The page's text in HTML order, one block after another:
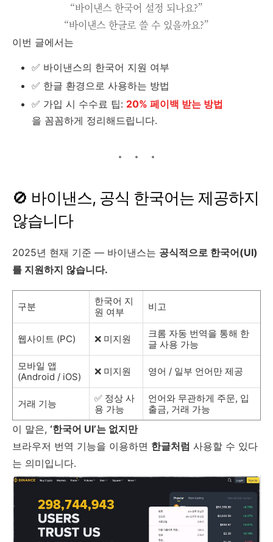
“바이낸스 한국어 설정 되나요?”
“바이낸스 한글로 쓸 수 있을까요?”
이번 글에서는
✅ 바이낸스의 한국어 지원 여부
✅ 한글 환경으로 사용하는 방법
✅ 가입 시 수수료 팁: 20% 페이백 받는 방법
을 꼼꼼하게 정리해드립니다.
🚫 바이낸스, 공식 한국어는 제공하지
않습니다
2025년 현재 기준 — 바이낸스는 공식적으로 한국어(UI)
를 지원하지 않습니다.
구분
한국어 지
원 여부
비고
웹사이트 (PC) ❌ 미지원
크롬 자동 번역을 통해 한
글 사용 가능
모바일 앱
(Android / iOS)
❌ 미지원 영어 / 일부 언어만 제공
거래 기능
✅ 정상 사
용 가능
언어와 무관하게 주문, 입
출금, 거래 가능
이 말은, ‘한국어 UI’는 없지만
브라우저 번역 기능을 이용하면 한글처럼 사용할 수 있다
는 의미입니다.